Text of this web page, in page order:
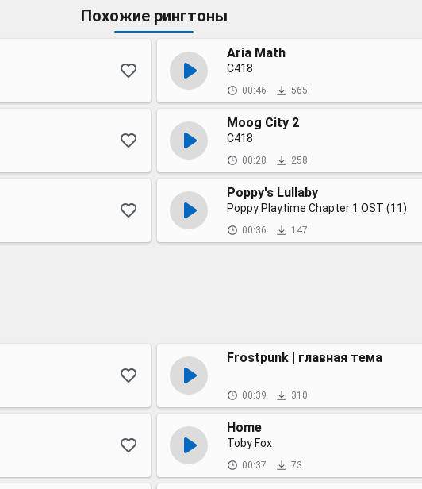
Похожие рингтоны
Aria Math
C418
00:46 565
Moog City 2
C418
00:28 258
Poppy's Lullaby
Poppy Playtime Chapter 1 OST (11)
00:36 147
Frostpunk | главная тема
00:39 310
Home
Toby Fox
00:37 73